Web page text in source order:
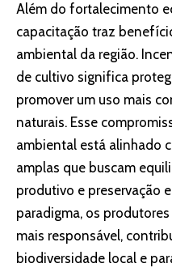
Além do fortalecimento
capacitação traz
ambiental da região.
de cultivo significa
promover um uso mais
naturais. Esse
ambiental está alinhado
amplas que buscam
produtivo e preservação
paradigma, os
mais responsável,
biodiversidade local e